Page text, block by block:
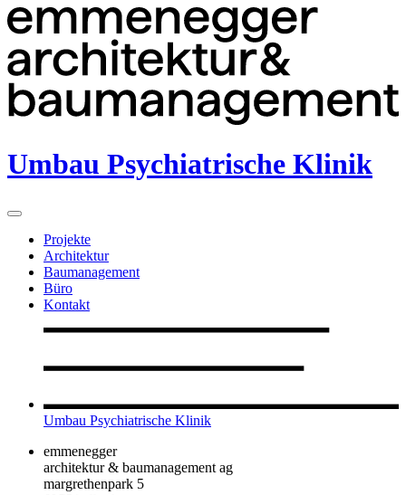
Umbau Psychiatrische Klinik
Projekte
Architektur
Baumanagement
Büro
Kontakt
Umbau Psychiatrische Klinik
emmenegger
architektur & baumanagement ag
margrethenpark 5